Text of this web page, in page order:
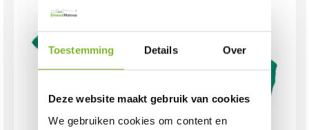
Toestemming Details Over
Deze website maakt gebruik van cookies
We gebruiken cookies om content en